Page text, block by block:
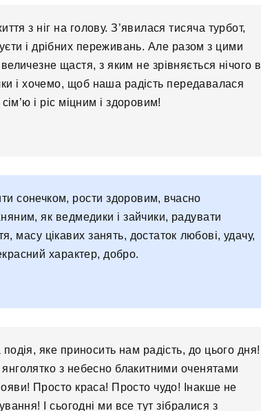
з ніг на голову. З’явилася тисяча турбот,
і дрібних переживань. Але разом з цими
щастя, з яким не зрівняється нічого в
і хочемо, щоб наша радість передавалася
і ріс міцним і здоровим!
сонечком, рости здоровим, вчасно
як ведмедики і зайчики, радувати
масу цікавих занять, достаток любові, удачу,
характер, добро.
подія, яке приносить нам радість, до цього дня!
з небесно блакитними оченятами
Просто краса! Просто чудо! Інакше не
І сьогодні ми все тут зібралися з